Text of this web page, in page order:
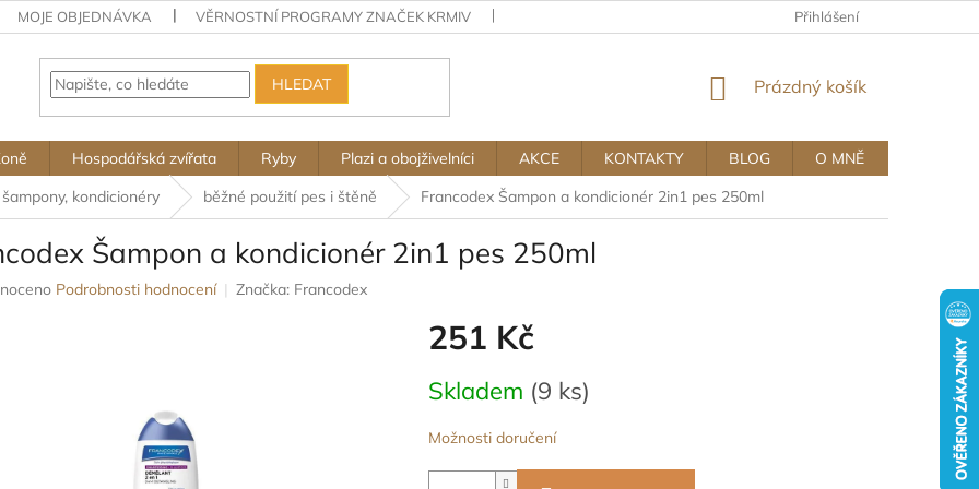
MOJE OBJEDNÁVKA VĚRNOSTNÍ PROGRAMY ZNAČEK KRMIV OBCHODNÍ A REKLAMAČNÍ PODMÍNKY
Přihlášení
HLEDAT
NÁKUPNÍ
Prázdný košík
Hospodářská zvířata Ryby Plazi a obojživelníci AKCE KONTAKTY BLOG
O MNĚ
šampony, kondicionéry běžné použití pes i štěně Francodex Šampon a kondicionér 2in1 pes 250ml
Šampon a kondicionér 2in1 pes 250ml
Podrobnosti hodnocení Značka: Francodex
251 Kč
cena:
Skladem (9 ks)
Možnosti doručení